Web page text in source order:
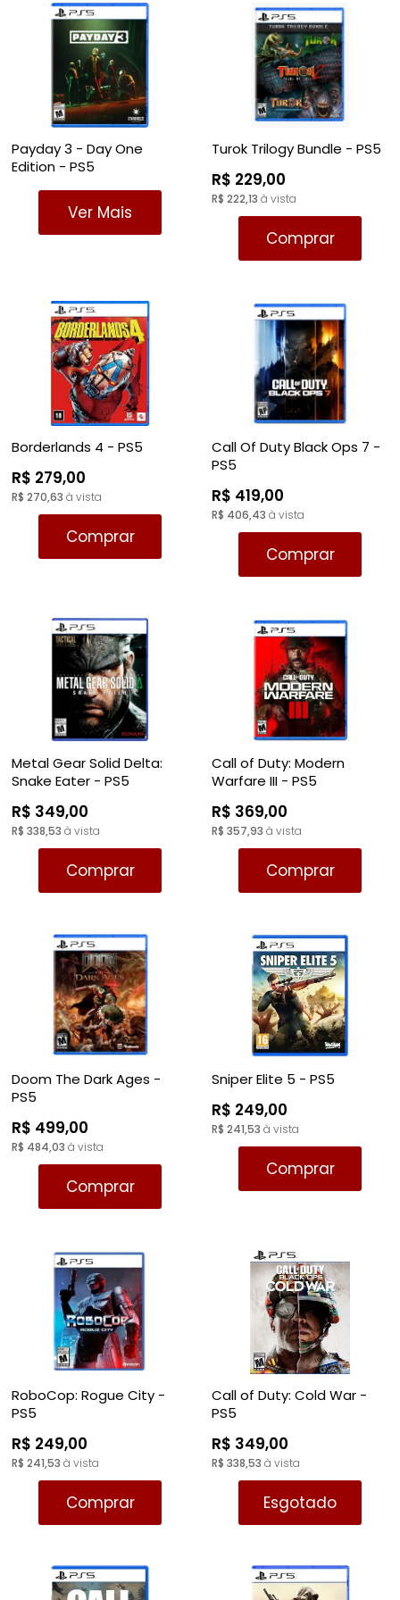
Payday 3 - Day One
Edition - PS5
Ver Mais
Turok Trilogy Bundle - PS5
R$ 229,00
R$ 222,13 à vista
Comprar
Borderlands 4 - PS5
R$ 279,00
R$ 270,63 à vista
Comprar
Call Of Duty Black Ops 7 -
PS5
R$ 419,00
R$ 406,43 à vista
Comprar
Metal Gear Solid Delta:
Snake Eater - PS5
R$ 349,00
R$ 338,53 à vista
Comprar
Call of Duty: Modern
Warfare III - PS5
R$ 369,00
R$ 357,93 à vista
Comprar
Doom The Dark Ages -
PS5
R$ 499,00
R$ 484,03 à vista
Comprar
Sniper Elite 5 - PS5
R$ 249,00
R$ 241,53 à vista
Comprar
RoboCop: Rogue City -
PS5
R$ 249,00
R$ 241,53 à vista
Comprar
Call of Duty: Cold War -
PS5
R$ 349,00
R$ 338,53 à vista
Esgotado